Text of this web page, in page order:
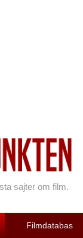
sajter om film.
Filmdatabas